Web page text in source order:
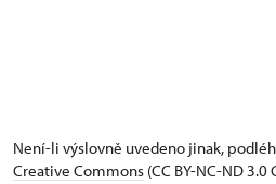
Není-li výslovně uvedeno jinak,
Creative Commons (CC BY-NC-ND